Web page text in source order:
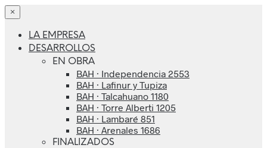
×
LA EMPRESA
DESARROLLOS
EN OBRA
BAH · Independencia 2553
BAH · Lafinur y Tupiza
BAH · Talcahuano 1180
BAH · Torre Alberti 1205
BAH · Lambaré 851
BAH · Arenales 1686
FINALIZADOS